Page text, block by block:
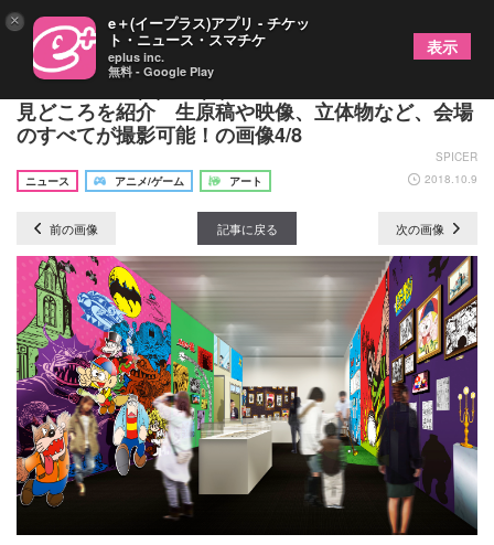
『藤子不二雄(A)展 –(A)の変コレクション–』展示の
見どころを紹介 生原稿や映像、立体物など、会場
のすべてが撮影可能！の画像4/8
SPICER
ニュース
アニメ/ゲーム アート 2018.10.9
前の画像 記事に戻る 次の画像
× e＋(イープラス)アプリ - チケッ
ト・ニュース・スマチケ
eplus inc.
無料 - Google Play
表示